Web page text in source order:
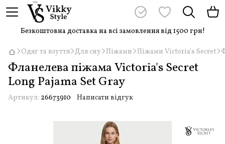
Безкоштовна доставка на всі замовлення від 1500 грн!
Одяг та взуття Для сну Піжами Піжами Victoria's Secret
Фланелева піжама Victoria's Secret
Long Pajama Set Gray
Артикул: 26673910 Написати відгук